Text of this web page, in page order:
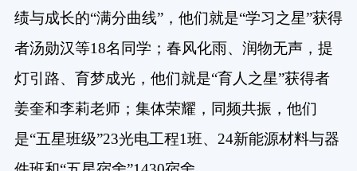
绩与成长的“满分曲线”，他们就是“学习之星”获得
者汤勋汉等18名同学； 春风化雨、润物无声，提
灯引路、育梦成光，他们就是“育人之星”获得者
姜奎和李莉老师； 集体荣耀，同频共振，他们
是“五星班级”23光电工程1班、24新能源材料与器